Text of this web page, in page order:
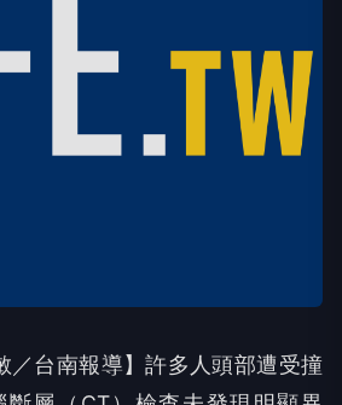
／台南報導】許多人頭部遭受撞